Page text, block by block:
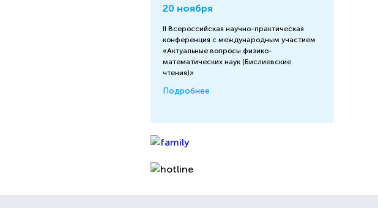
20 ноября
II Всероссийская научно-практическая
конференция с международным участием
«Актуальные вопросы физико-
математических наук (Бислиевские
чтения)»
Подробнее